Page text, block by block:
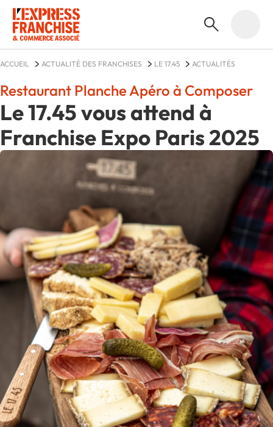
ACCUEIL ACTUALITÉ DES FRANCHISES LE 17.45 ACTUALITÉS
Le 17.45 vous attend à
Franchise Expo Paris 2025
Restaurant Planche Apéro à Composer